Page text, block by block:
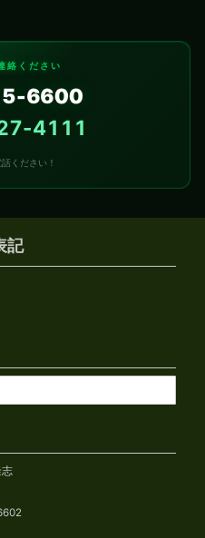
絡ください
6600
4111
ください！
記